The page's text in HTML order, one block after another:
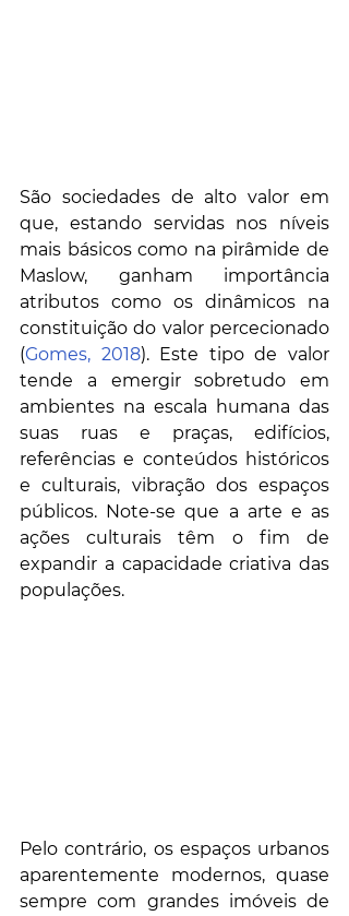
São sociedades de alto valor em
que, estando servidas nos níveis
mais básicos como na pirâmide de
Maslow, ganham importância
atributos como os dinâmicos na
constituição do valor percecionado
(Gomes, 2018). Este tipo de valor
tende a emergir sobretudo em
ambientes na escala humana das
suas ruas e praças, edifícios,
referências e conteúdos históricos
e culturais, vibração dos espaços
públicos. Note-se que a arte e as
ações culturais têm o fim de
expandir a capacidade criativa das
populações.
Pelo contrário, os espaços urbanos
aparentemente modernos, quase
sempre com grandes imóveis de